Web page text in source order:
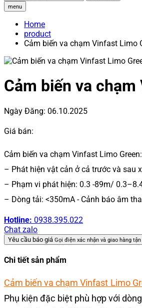
menu
Home
product
Cảm biến va chạm Vinfast Limo
Cảm biến va
Ngày Đăng: 06.10.2025
Giá bán:
Cảm biến va chạm Vinfast Limo Green:
– Phát hiện vật cản ở cả trước và sau
– Phạm vi phát hiện: 0.3 -89m/
– Dòng tải: <350mA - Cảnh báo âm
Hotline: 0938.395.022
Chat zalo
Yêu cầu báo giá Gọi điện xác nhận và giao hàng tận
Chi tiết sản phẩm
Cảm biến va chạm Vinfast Limo
Phụ kiện đặc biệt phù hợp với